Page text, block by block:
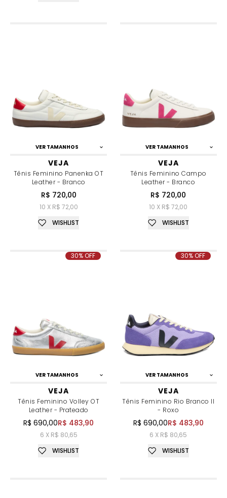
VER TAMANHOS
VEJA
Tênis Feminino Panenka OT
Leather - Branco
R$ 720,00
10 X R$ 72,00
WISHLIST
VER TAMANHOS
VEJA
Tênis Feminino Campo
Leather - Branco
R$ 720,00
10 X R$ 72,00
WISHLIST
VER TAMANHOS
VEJA
Tênis Feminino Volley OT
Leather - Prateado
R$ 690,00R$ 483,90
6 X R$ 80,65
30% OFF
WISHLIST
VER TAMANHOS
VEJA
Tênis Feminino Rio Branco II
- Roxo
R$ 690,00R$ 483,90
6 X R$ 80,65
30% OFF
WISHLIST